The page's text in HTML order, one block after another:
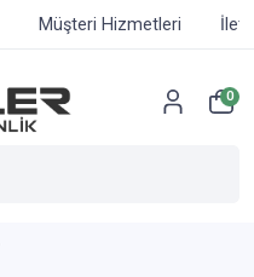
Müşteri Hizmetleri
0